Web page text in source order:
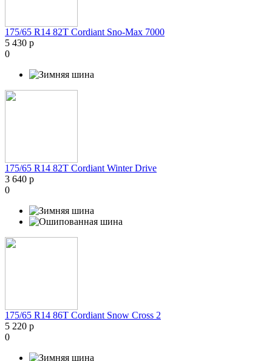
175/65 R14 82T Cordiant Sno-Max 7000
5 430 р
0
175/65 R14 82T Cordiant Winter Drive
3 640 р
0
175/65 R14 86T Cordiant Snow Cross 2
5 220 р
0